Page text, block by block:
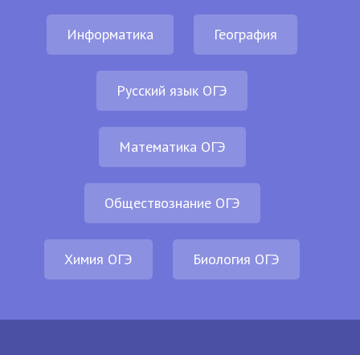
Информатика География
Русский язык ОГЭ
Математика ОГЭ
Обществознание ОГЭ
Химия ОГЭ Биология ОГЭ